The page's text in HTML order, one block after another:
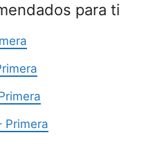
para ti
Primera